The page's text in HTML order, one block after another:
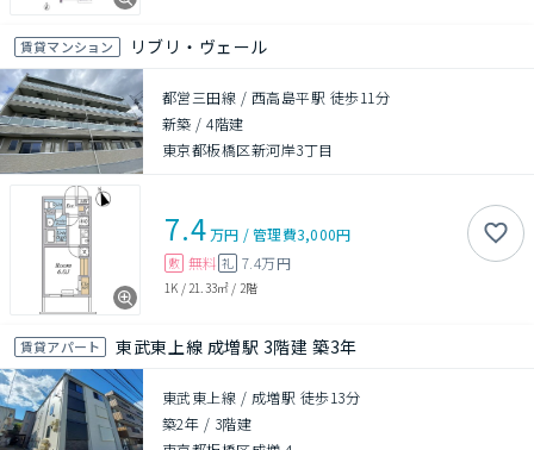
賃貸マンション リブリ・ヴェール
都営三田線 / 西高島平駅 徒歩11分
新築 /4階建
東京都板橋区新河岸3丁目
7.4万円 /管理費3,000円
敷 無料 礼 7.4万円
1K / 21.33㎡ / 2階
賃貸アパート 東武東上線 成増駅 3階建 築3年
東武東上線 / 成増駅 徒歩13分
築2年 / 3階建